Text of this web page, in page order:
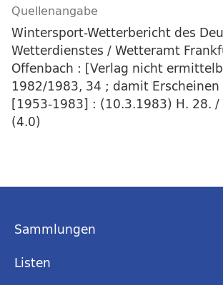
Quellenangabe
Wintersport-Wetterbericht des
Wetterdienstes / Wetteramt
Offenbach : [Verlag nicht
1982/1983, 34 ; damit
[1953-1983] : (10.3.1983) H. 28. /
(4.0)
Sammlungen
Listen